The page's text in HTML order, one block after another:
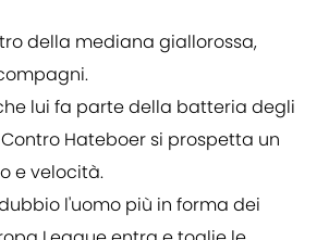
della mediana giallorossa,
lui fa parte della batteria degli
Hateboer si prospetta un
e velocità.
l'uomo più in forma dei